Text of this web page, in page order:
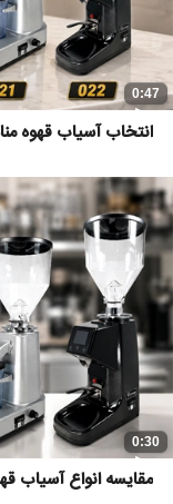
0:47
انتخاب آسیاب قهوه
0:30
مقایسه انواع آسیاب